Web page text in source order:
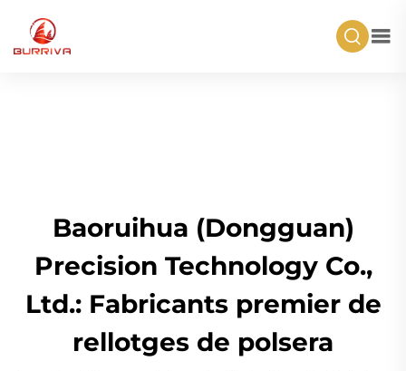
Baoruihua (Dongguan)
Precision Technology Co.,
Ltd.: Fabricants premier de
rellotges de polsera